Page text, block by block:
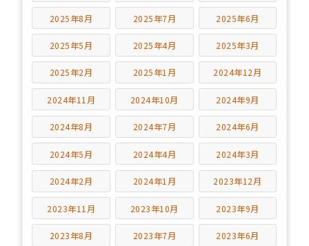
2025年8月 2025年7月 2025年6月
2025年5月 2025年4月 2025年3月
2025年2月 2025年1月 2024年12月
2024年11月 2024年10月 2024年9月
2024年8月 2024年7月 2024年6月
2024年5月 2024年4月 2024年3月
2024年2月 2024年1月 2023年12月
2023年11月 2023年10月 2023年9月
2023年8月 2023年7月 2023年6月